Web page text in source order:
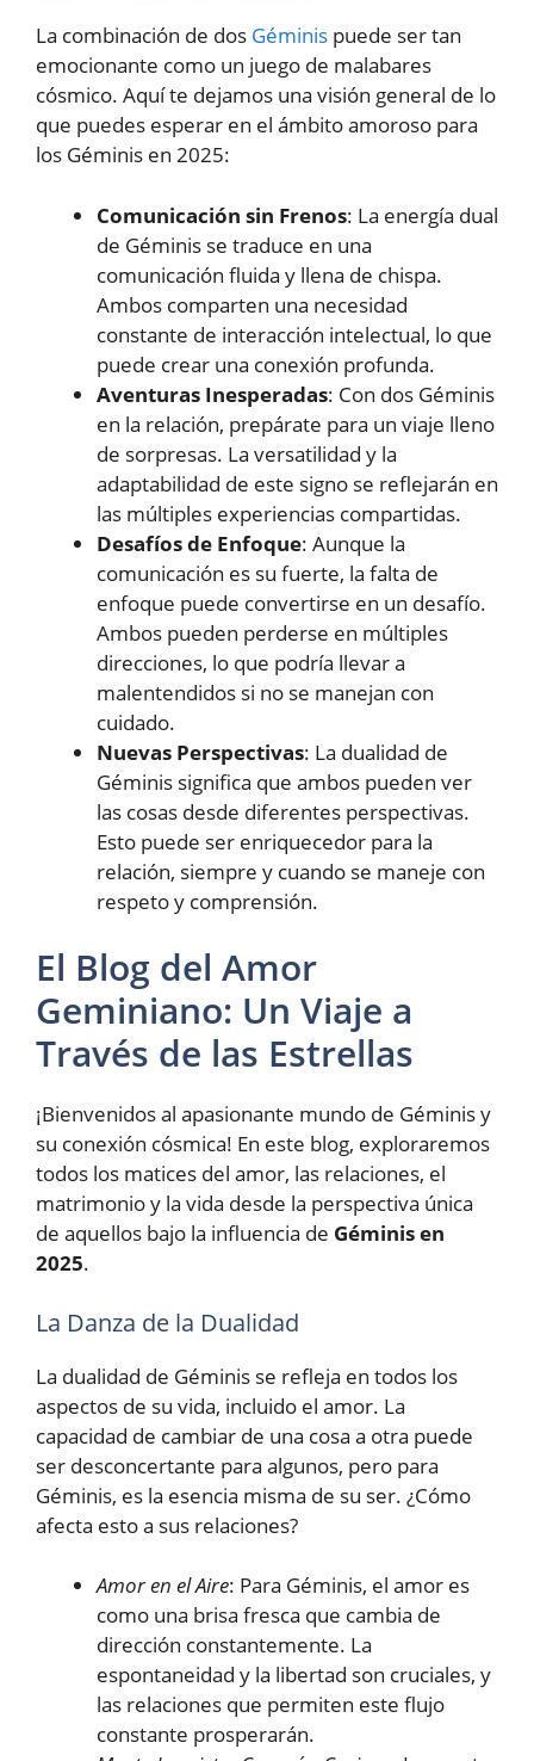
La combinación de dos Géminis puede ser tan
emocionante como un juego de malabares
cósmico. Aquí te dejamos una visión general de lo
que puedes esperar en el ámbito amoroso para
los Géminis en 2025:
Comunicación sin Frenos: La energía dual
de Géminis se traduce en una
comunicación fluida y llena de chispa.
Ambos comparten una necesidad
constante de interacción intelectual, lo que
puede crear una conexión profunda.
Aventuras Inesperadas: Con dos Géminis
en la relación, prepárate para un viaje lleno
de sorpresas. La versatilidad y la
adaptabilidad de este signo se reflejarán en
las múltiples experiencias compartidas.
Desafíos de Enfoque: Aunque la
comunicación es su fuerte, la falta de
enfoque puede convertirse en un desafío.
Ambos pueden perderse en múltiples
direcciones, lo que podría llevar a
malentendidos si no se manejan con
cuidado.
Nuevas Perspectivas: La dualidad de
Géminis significa que ambos pueden ver
las cosas desde diferentes perspectivas.
Esto puede ser enriquecedor para la
relación, siempre y cuando se maneje con
respeto y comprensión.
El Blog del Amor
Geminiano: Un Viaje a
Través de las Estrellas
¡Bienvenidos al apasionante mundo de Géminis y
su conexión cósmica! En este blog, exploraremos
todos los matices del amor, las relaciones, el
matrimonio y la vida desde la perspectiva única
de aquellos bajo la influencia de Géminis en
2025.
La Danza de la Dualidad
La dualidad de Géminis se refleja en todos los
aspectos de su vida, incluido el amor. La
capacidad de cambiar de una cosa a otra puede
ser desconcertante para algunos, pero para
Géminis, es la esencia misma de su ser. ¿Cómo
afecta esto a sus relaciones?
Amor en el Aire: Para Géminis, el amor es
como una brisa fresca que cambia de
dirección constantemente. La
espontaneidad y la libertad son cruciales, y
las relaciones que permiten este flujo
constante prosperarán.